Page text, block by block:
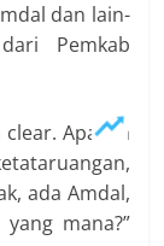
dan lain-
Pemkab
Apakah
ada Amdal,
mana?”